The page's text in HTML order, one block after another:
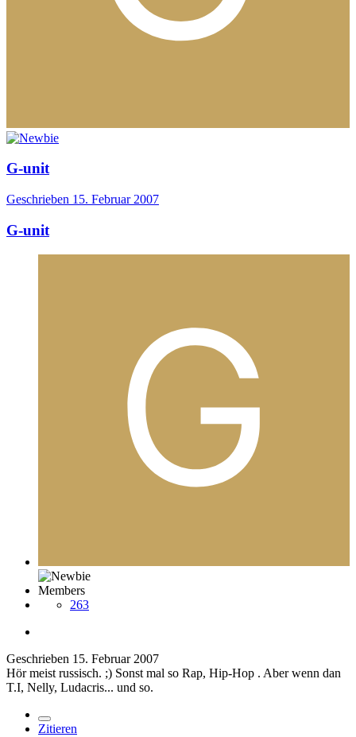
G-unit
Geschrieben 15. Februar 2007
G-unit
Members
263
Geschrieben 15. Februar 2007
Hör meist russisch. ;) Sonst mal so Rap, Hip-Hop . Aber wenn dan
T.I, Nelly, Ludacris... und so.
Zitieren